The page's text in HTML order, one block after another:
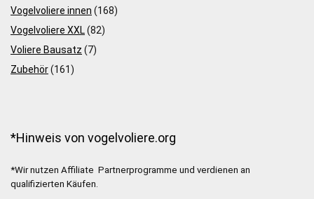
Vogelvoliere innen (168)
Vogelvoliere XXL(82)
Voliere Bausatz (7)
Zubehör(161)
*Hinweis von vogelvoliere.org
*Wir nutzen Affiliate Partnerprogramme und verdienen an
qualifizierten Käufen.